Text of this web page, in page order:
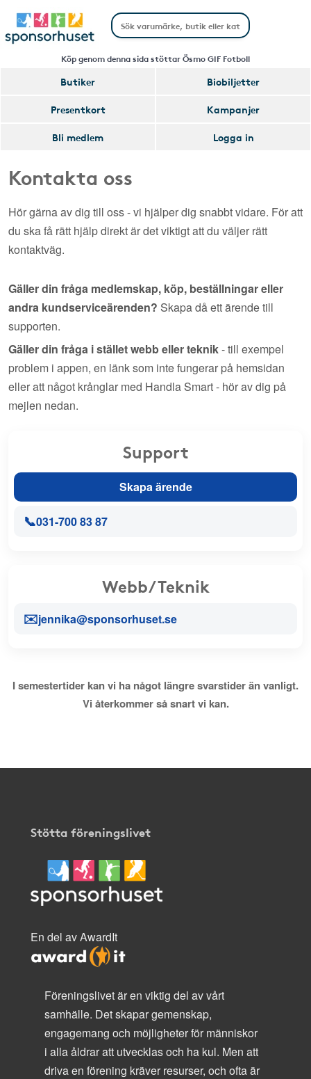
Köp genom denna sida stöttar Ösmo GIF Fotboll
Butiker
Biobiljetter
Presentkort
Kampanjer
Bli medlem
Logga in
Kontakta oss
Hör gärna av dig till oss - vi hjälper dig snabbt vidare. För att
du ska få rätt hjälp direkt är det viktigt att du väljer rätt
kontaktväg.
Gäller din fråga medlemskap, köp, beställningar eller
andra kundserviceärenden? Skapa då ett ärende till
supporten.
Gäller din fråga i stället webb eller teknik- till exempel
problem i appen, en länk som inte fungerar på hemsidan
eller att något krånglar med Handla Smart - hör av dig på
mejlen nedan.
Support
Skapa ärende
📞031-700 83 87
Webb/Teknik
✉️jennika@sponsorhuset.se
I semestertider kan vi ha något längre svarstider än vanligt.
Vi återkommer så snart vi kan.
Stötta föreningslivet
En del av AwardIt
Föreningslivet är en viktig del av vårt
samhälle. Det skapar gemenskap,
engagemang och möjligheter för människor
i alla åldrar att utvecklas och ha kul. Men att
driva en förening kräver resurser, och ofta är